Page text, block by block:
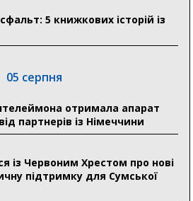
5 книжкових історій із
05 серпня
отримала апарат
партнерів із Німеччини
із Червоним Хрестом про нові
підтримку для Сумської